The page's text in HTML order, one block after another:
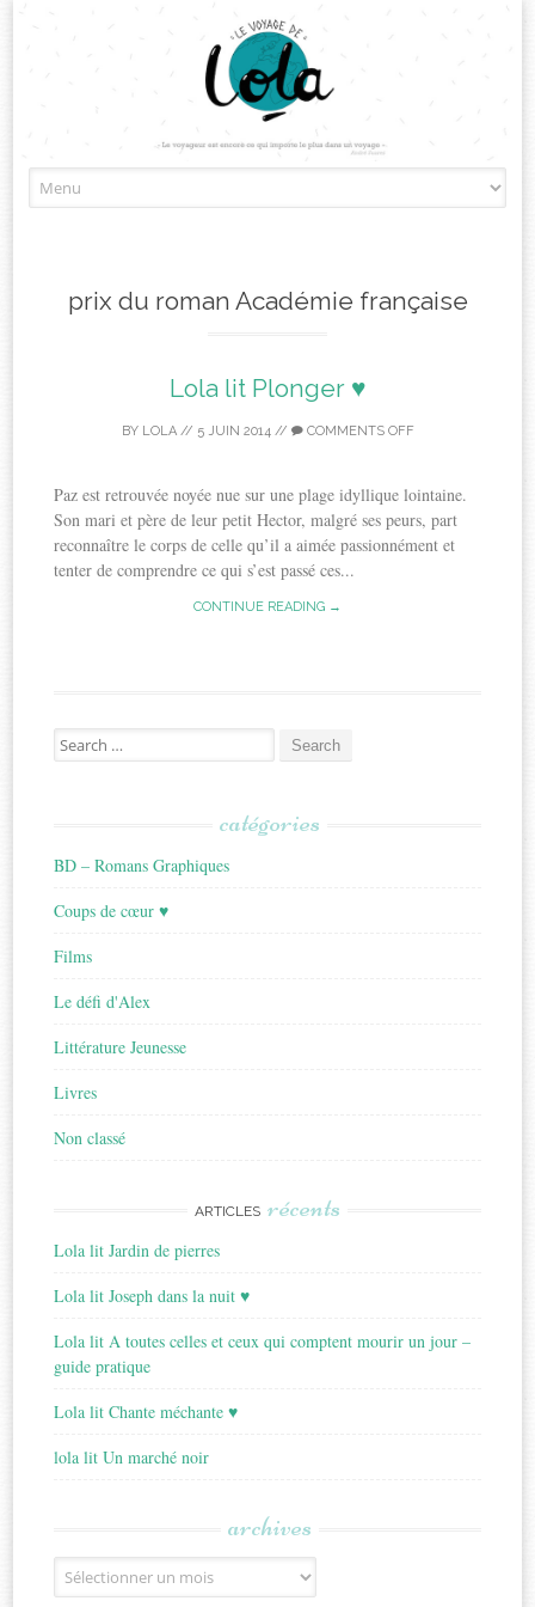
to
prix du roman Académie française
Lola lit Plonger ♥
BY LOLA// 5 JUIN 2014// COMMENTS OFF
Paz est retrouvée noyée nue sur une plage idyllique lointaine.
Son mari et père de leur petit Hector, malgré ses peurs, part
reconnaître le corps de celle qu’il a aimée passionnément et
tenter de comprendre ce qui s’est passé ces...
CONTINUE READING →
Search
for:
catégories
BD – Romans Graphiques
Coups de cœur ♥
Films
Le défi d'Alex
Littérature Jeunesse
Livres
Non classé
ARTICLES récents
Lola lit Jardin de pierres
Lola lit Joseph dans la nuit ♥
Lola lit A toutes celles et ceux qui comptent mourir un jour –
guide pratique
Lola lit Chante méchante ♥
lola lit Un marché noir
archives
Archives